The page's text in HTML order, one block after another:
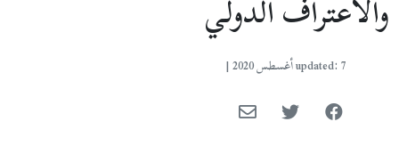
والاعتراف الدولي
updated: 7 أغسطس 2020 |